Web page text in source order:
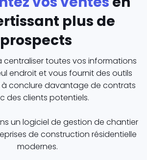
plus de
prospects
centraliser toutes vos informations
endroit et vous fournit des outils
conclure davantage de contrats
des clients potentiels.
un logiciel de gestion de chantier
de construction résidentielle
modernes.